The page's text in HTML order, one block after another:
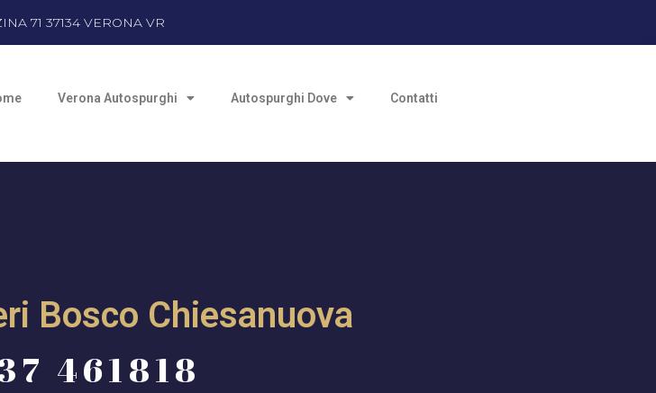
71 37134 VERONA VR
Verona Autospurghi Autospurghi Dove Contatti
Bosco Chiesanuova
461818